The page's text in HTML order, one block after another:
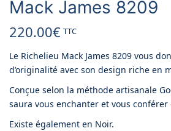
Mack James 8209
220.00€ TTC
Le Richelieu Mack James 8209 vous
d’originalité avec son design riche en
Conçue selon la méthode artisanale
saura vous enchanter et vous conférer
Existe également en Noir.